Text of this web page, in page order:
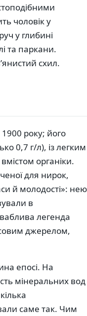
чоловік у
у глибині
та паркани.
схил.
року; його
0,7 г/л), із легким
органіки.
для нирок,
й молодості»: нею
в
легенда
джерелом,
епосі. На
мінеральних вод
саме так. Чим